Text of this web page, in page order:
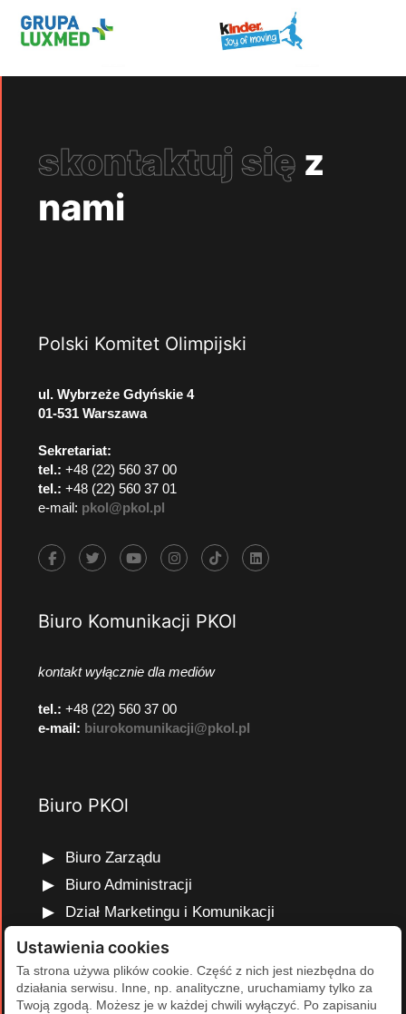
skontaktuj się z
nami
Polski Komitet Olimpijski
ul. Wybrzeże Gdyńskie 4
01-531 Warszawa
Sekretariat:
tel.: +48 (22) 560 37 00
tel.: +48 (22) 560 37 01
e-mail: pkol@pkol.pl
Biuro Komunikacji PKOl
kontakt wyłącznie dla mediów
tel.: +48 (22) 560 37 00
e-mail: biurokomunikacji@pkol.pl
Biuro PKOl
Biuro Zarządu
Biuro Administracji
Dział Marketingu i Komunikacji
Dział Edukacji Olimpijskiej
Dział Finansów i Kadr
Dział Projektów Olimpijskich
Ustawienia cookies
Ta strona używa plików cookie. Część z nich jest niezbędna do
działania serwisu. Inne, np. analityczne, uruchamiamy tylko za
Twoją zgodą. Możesz je w każdej chwili wyłączyć. Po zapisaniu